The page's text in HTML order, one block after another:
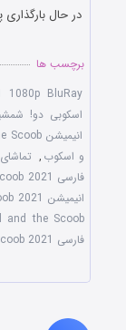
در حال
برچسب ها
1080p BluRay
اسکوبی دو!
و اسکوب ,
فارسی Scooby-Doo The Sword and the Scoob 2021
انیمیشن Scooby-Doo The Sword and the Scoob 2021
and the Scoob
فارسی Scooby-Doo The Sword and the Scoob 2021